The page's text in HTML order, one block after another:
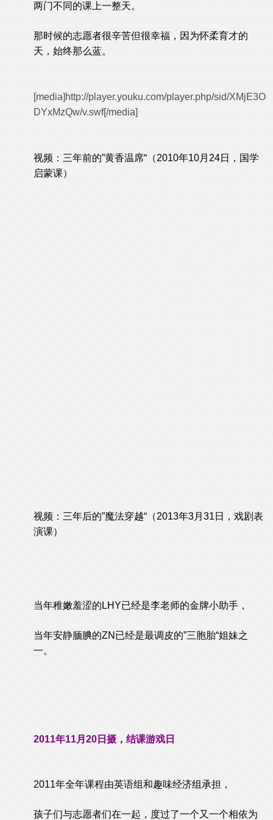
两门不同的课上一整天。
那时候的志愿者很辛苦但很幸福，因为怀柔育才的
天，始终那么蓝。
[media]http://player.youku.com/player.php/sid/XMjE3O
DYxMzQw/v.swf[/media]
视频：三年前的”黄香温席“（2010年10月24日，国学
启蒙课）
视频：三年后的”魔法穿越“（2013年3月31日，戏剧表
演课）
当年稚嫩羞涩的LHY已经是李老师的金牌小助手，
当年安静腼腆的ZN已经是最调皮的”三胞胎“姐妹之
一。
2011年11月20日摄，结课游戏日
2011年全年课程由英语组和趣味经济组承担，
孩子们与志愿者们在一起，度过了一个又一个相依为